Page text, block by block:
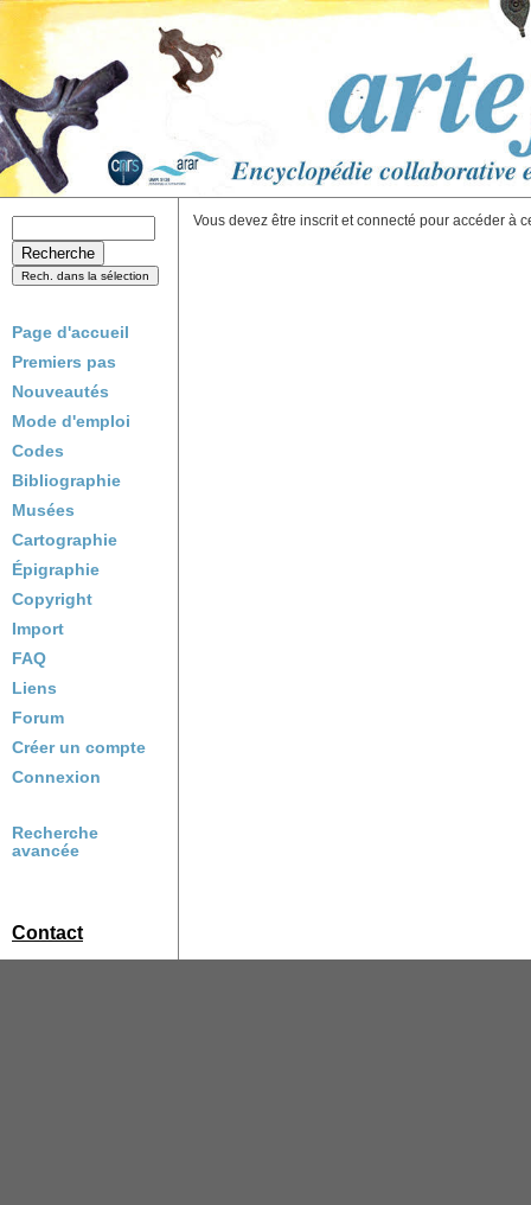
Page d'accueil
Premiers pas
Nouveautés
Mode d'emploi
Codes
Bibliographie
Musées
Cartographie
Épigraphie
Copyright
Import
FAQ
Liens
Forum
Créer un compte
Connexion
Recherche
avancée
Contact
Vous devez être inscrit et connecté pour accéder à